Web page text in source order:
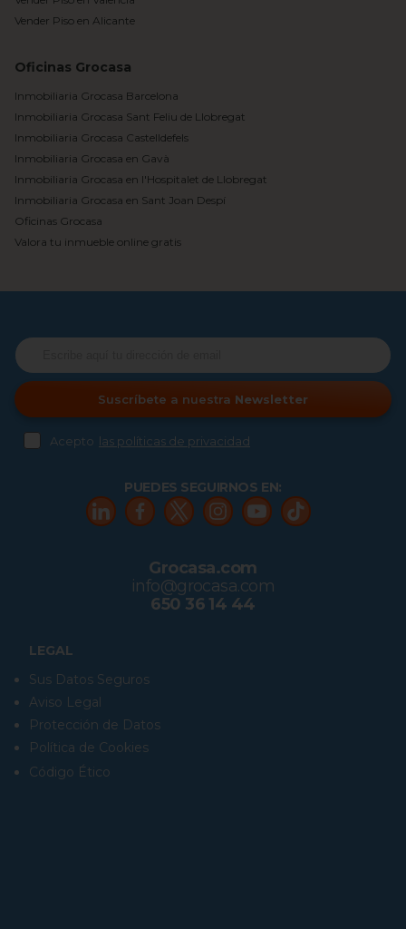
Vender Piso en Alicante
Oficinas Grocasa
Inmobiliaria Grocasa Barcelona
Inmobiliaria Grocasa Sant Feliu de Llobregat
Inmobiliaria Grocasa Castelldefels
Inmobiliaria Grocasa en Gavà
Inmobiliaria Grocasa en l'Hospitalet de Llobregat
Inmobiliaria Grocasa en Sant Joan Despí
Oficinas Grocasa
Valora tu inmueble online gratis
Suscríbete a nuestra Newsletter
Acepto las políticas de privacidad
LEGAL
Sus Datos Seguros
Aviso Legal
Protección de Datos
Política de Cookies
Código Ético
PUEDES SEGUIRNOS EN:
Grocasa.com
info@grocasa.com
650 36 14 44